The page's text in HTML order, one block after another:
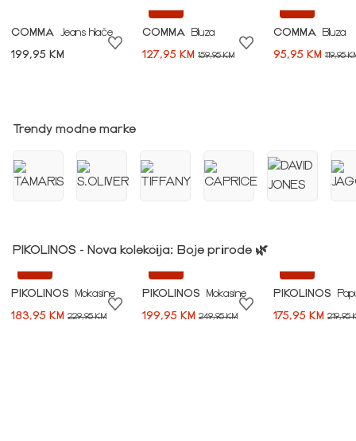
COMMA Jeans hlače
199,95 KM
COMMA
Bluza
127,95 KM 159,95 KM
COMMA
Bluza
95,95 KM 119,95
Trendy modne marke
PIKOLINOS - Nova kolekcija: Boje prirode 🌿
PIKOLINOS
Mokasine
183,95 KM 229,95 KM
PIKOLINOS
Mokasine
199,95 KM 249,95 KM
PIKOLINOS
175,95 KM 219,95